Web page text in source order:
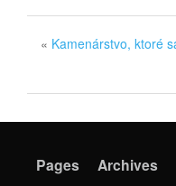
« Kamenárstvo, ktoré
Pages
Archives